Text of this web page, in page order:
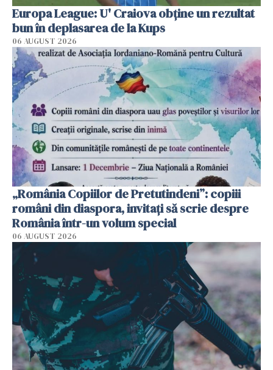
Europa League: U' Craiova obține un rezultat
bun în deplasarea de la Kups
06 AUGUST 2026
„România Copiilor de Pretutindeni”: copiii
români din diaspora, invitați să scrie despre
România într-un volum special
06 AUGUST 2026